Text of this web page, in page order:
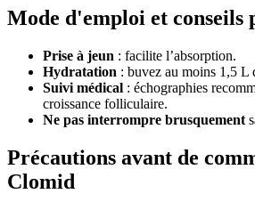
Mode d'emploi et conseils
Prise à jeun : facilite l’absorption.
Hydratation : buvez au moins 1,5 L
Suivi médical : échographies
croissance folliculaire.
Ne pas interrompre brusquement
Précautions avant de
Clomid